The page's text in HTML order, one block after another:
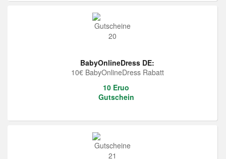
BabyOnlineDress DE:
10€ BabyOnlineDress Rabatt
10 Eruo
Gutschein